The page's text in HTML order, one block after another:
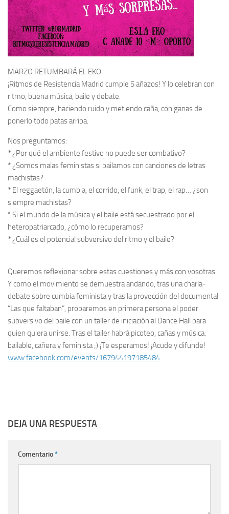
MARZO RETUMBARÁ EL EKO
¡Ritmos de Resistencia Madrid cumple 5 añazos! Y lo celebran con
ritmo, buena música, baile y debate.
Como siempre, haciendo ruido y metiendo caña, con ganas de
ponerlo todo patas arriba.
Nos preguntamos:
* ¿Por qué el ambiente festivo no puede ser combativo?
* ¿Somos malas feministas si bailamos con canciones de letras
machistas?
* El reggaetón, la cumbia, el corrido, el funk, el trap, el rap… ¿son
siempre machistas?
* Si el mundo de la música y el baile está secuestrado por el
heteropatriarcado, ¿cómo lo recuperamos?
* ¿Cuál es el potencial subversivo del ritmo y el baile?
Queremos reflexionar sobre estas cuestiones y más con vosotras.
Y como el movimiento se demuestra andando, tras una charla-
debate sobre cumbia feminista y tras la proyección del documental
“Las que faltaban”, probaremos en primera persona el poder
subversivo del baile con un taller de iniciación al Dance Hall para
quien quiera unirse. Tras el taller habrá picoteo, cañas y música:
bailable, cañera y feminista ;) ¡Te esperamos! ¡Acude y difunde!
www.facebook.com/events/167944197185484
DEJA UNA RESPUESTA
Comentario*